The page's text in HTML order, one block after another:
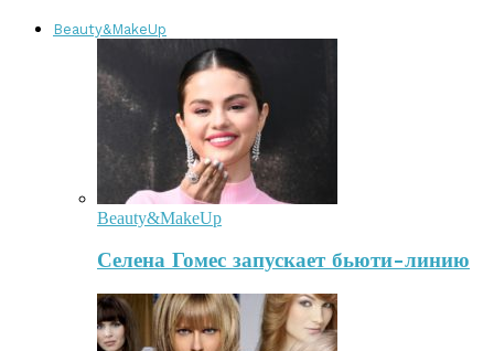
Beauty&MakeUp
Beauty&MakeUp
Селена Гомес запускает бьюти-линию